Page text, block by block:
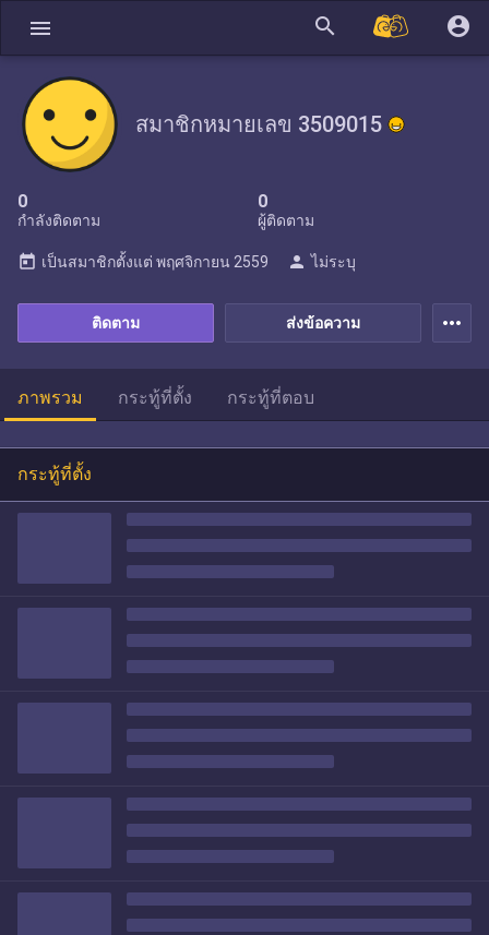
menu search account_circle
สมาชิกหมายเลข 3509015
0
กำลังติดตาม
0
ผู้ติดตาม
ส่งข้อความ
ติดตาม
today เป็นสมาชิกตั้งแต่ พฤศจิกายน 2559 person ไม่ระบุ
more_horiz
ภาพรวม กระทู้ที่ตั้ง กระทู้ที่ตอบ
กระทู้ที่ตั้ง